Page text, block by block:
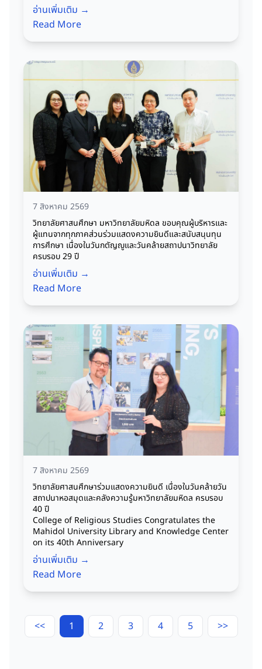
อ่านเพิ่มเติม →
Read More
7 สิงหาคม 2569
วิทยาลัยศาสนศึกษา มหาวิทยาลัยมหิดล ขอบคุณผู้บริหารและ
ผู้แทนจากทุกภาคส่วนร่วมแสดงความยินดีและสนับสนุนทุน
การศึกษา เนื่องในวันกตัญญูและวันคล้ายสถาปนาวิทยาลัย
ครบรอบ 29 ปี
อ่านเพิ่มเติม →
Read More
7 สิงหาคม 2569
วิทยาลัยศาสนศึกษาร่วมแสดงความยินดี เนื่องในวันคล้ายวัน
สถาปนาหอสมุดและคลังความรู้มหาวิทยาลัยมหิดล ครบรอบ
40 ปี
College of Religious Studies Congratulates the
Mahidol University Library and Knowledge Center
on its 40th Anniversary
อ่านเพิ่มเติม →
Read More
<< 1 2 3 4 5 >>